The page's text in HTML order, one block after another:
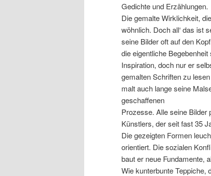
Gedichte und Erzählungen.
Die gemalte Wirklichkeit,
wöhnlich. Doch all‘ das ist
seine Bilder oft auf den
die eigentliche
Inspiration, doch nur er
gemalten Schriften zu
malt auch lange seine
geschaffenen
Prozesse. Alle seine Bilder
Künstlers, der seit fast 35
Die gezeigten Formen
orientiert. Die sozialen
baut er neue Fundamente,
Wie kunterbunte Teppiche,